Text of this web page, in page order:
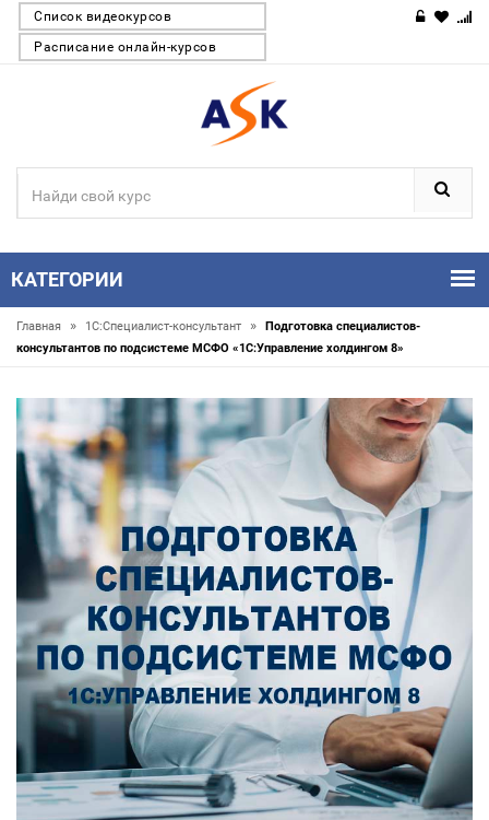
Список видеокурсов
Расписание онлайн-курсов
КАТЕГОРИИ
Главная » 1С:Специалист-консультант »
Подготовка специалистов-
консультантов по подсистеме МСФО «1С:Управление холдингом 8»